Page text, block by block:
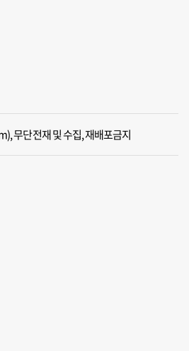
무단전재 및 수집, 재배포금지